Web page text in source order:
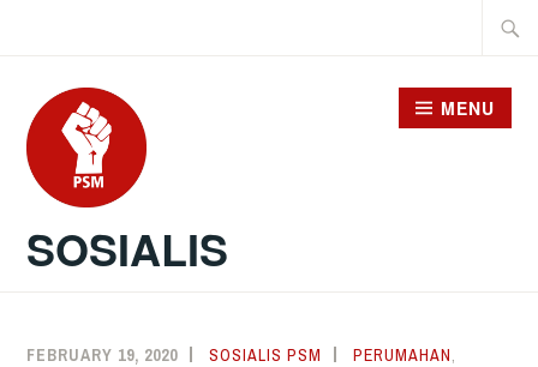
content
SOSIALIS
MENU
FEBRUARY 19, 2020 SOSIALIS PSM PERUMAHAN